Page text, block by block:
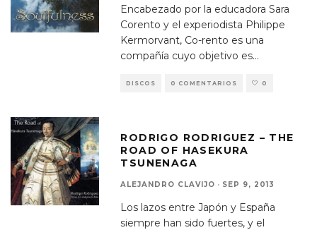
Encabezado por la educadora Sara
Corento y el experiodista Philippe
Kermorvant, Co-rento es una
compañía cuyo objetivo es...
DISCOS 0 COMENTARIOS 0
RODRIGO RODRIGUEZ – THE
ROAD OF HASEKURA
TSUNENAGA
ALEJANDRO CLAVIJO · SEP 9, 2013
Los lazos entre Japón y España
siempre han sido fuertes, y el